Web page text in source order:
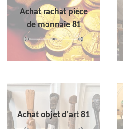
Achat rachat pièce
de monnaie 81
Achat objet d'art 81